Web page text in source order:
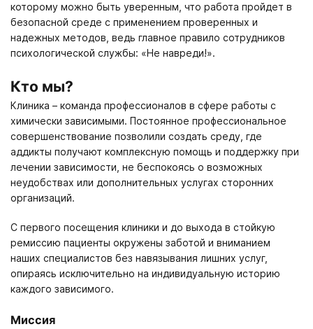
которому можно быть уверенным, что работа пройдет в
безопасной среде с применением проверенных и
надежных методов, ведь главное правило сотрудников
психологической службы: «Не навреди!».
Кто мы?
Клиника – команда профессионалов в сфере работы с
химически зависимыми. Постоянное профессиональное
совершенствование позволили создать среду, где
аддикты получают комплексную помощь и поддержку при
лечении зависимости, не беспокоясь о возможных
неудобствах или дополнительных услугах сторонних
организаций.
С первого посещения клиники и до выхода в стойкую
ремиссию пациенты окружены заботой и вниманием
наших специалистов без навязывания лишних услуг,
опираясь исключительно на индивидуальную историю
каждого зависимого.
Миссия